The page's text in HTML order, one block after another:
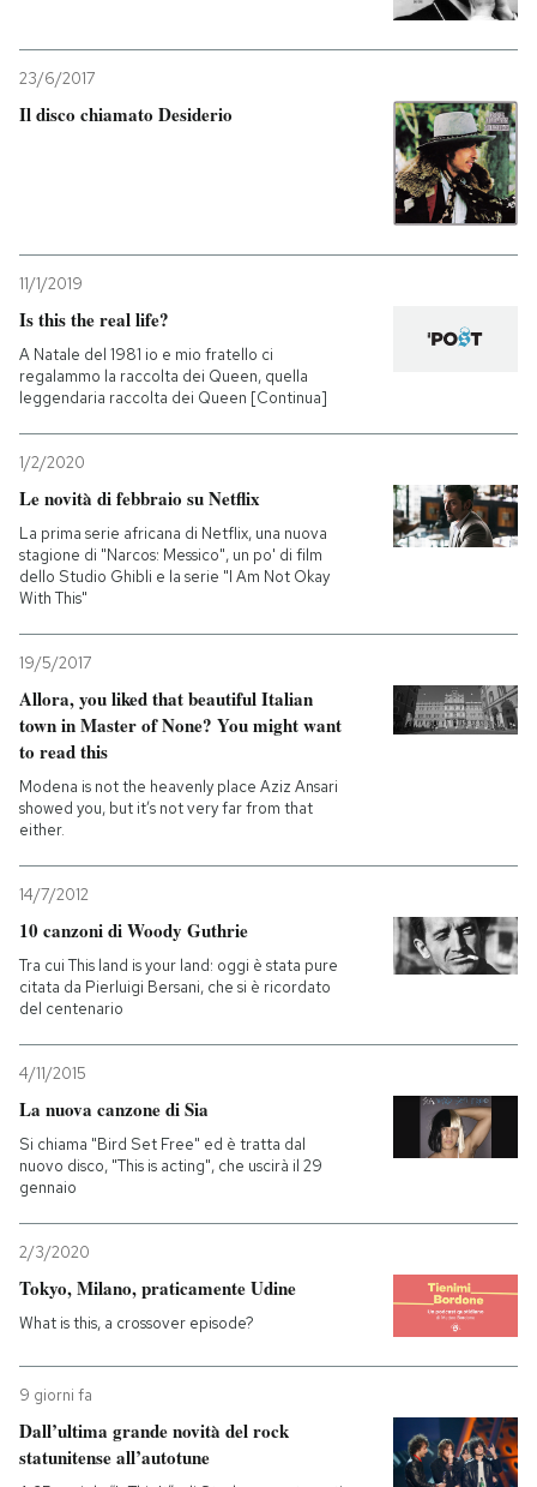
23/6/2017
Il disco chiamato Desiderio
11/1/2019
Is this the real life?
A Natale del 1981 io e mio fratello ci
regalammo la raccolta dei Queen, quella
leggendaria raccolta dei Queen [Continua]
1/2/2020
Le novità di febbraio su Netflix
La prima serie africana di Netflix, una nuova
stagione di "Narcos: Messico", un po' di film
dello Studio Ghibli e la serie "I Am Not Okay
With This"
19/5/2017
Allora, you liked that beautiful Italian
town in Master of None? You might want
to read this
Modena is not the heavenly place Aziz Ansari
showed you, but it’s not very far from that
either.
14/7/2012
10 canzoni di Woody Guthrie
Tra cui This land is your land: oggi è stata pure
citata da Pierluigi Bersani, che si è ricordato
del centenario
4/11/2015
La nuova canzone di Sia
Si chiama "Bird Set Free" ed è tratta dal
nuovo disco, "This is acting", che uscirà il 29
gennaio
2/3/2020
Tokyo, Milano, praticamente Udine
What is this, a crossover episode?
9 giorni fa
Dall’ultima grande novità del rock
statunitense all’autotune